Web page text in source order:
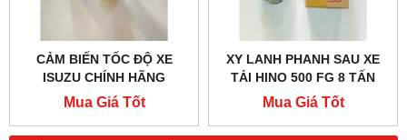
CẢM BIẾN TỐC ĐỘ XE
ISUZU CHÍNH HÃNG
Mua Giá Tốt
XY LANH PHANH SAU XE
TẢI HINO 500 FG 8 TẤN
Mua Giá Tốt